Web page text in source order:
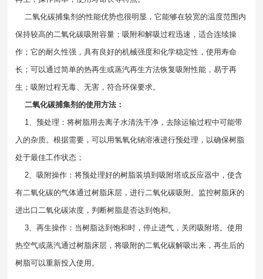
二氧化碳捕集剂的性能优势也很明显，它能够在较宽的温度范围内
保持较高的二氧化碳吸附容量；吸附和解吸过程迅速，适合连续操
作；它的耐久性强，具有良好的机械强度和化学稳定性，使用寿命
长；可以通过简单的热再生或蒸汽再生方法恢复吸附性能，易于再
生；吸附过程无毒、无害，符合环保要求。
二氧化碳捕集剂的使用方法：
1、预处理：将树脂用去离子水清洗干净，去除运输过程中可能带
入的杂质。根据需要，可以用氢氧化钠溶液进行预处理，以确保树脂
处于最佳工作状态；
2、吸附操作：将预处理好的树脂装填到吸附塔或反应器中，使含
有二氧化碳的气体通过树脂床层，进行二氧化碳吸附。监控树脂床的
进出口二氧化碳浓度，判断树脂是否达到饱和。
3、再生操作：当树脂达到饱和时，停止进气，关闭吸附塔。使用
热空气或蒸汽通过树脂床层，将吸附的二氧化碳解吸出来，再生后的
树脂可以重新投入使用。